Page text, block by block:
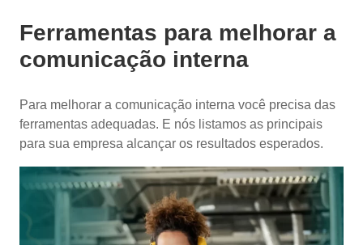
Ferramentas para melhorar a
comunicação interna
Para melhorar a comunicação interna você precisa das
ferramentas adequadas. E nós listamos as principais
para sua empresa alcançar os resultados esperados.